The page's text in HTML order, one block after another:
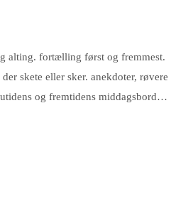
alting. fortælling først og fremmest.
skete eller sker. anekdoter, røvere
og fremtidens middagsbord…